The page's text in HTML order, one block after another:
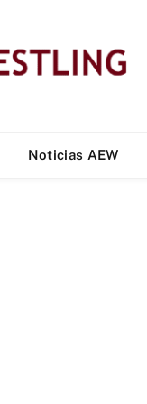
Noticias AEW